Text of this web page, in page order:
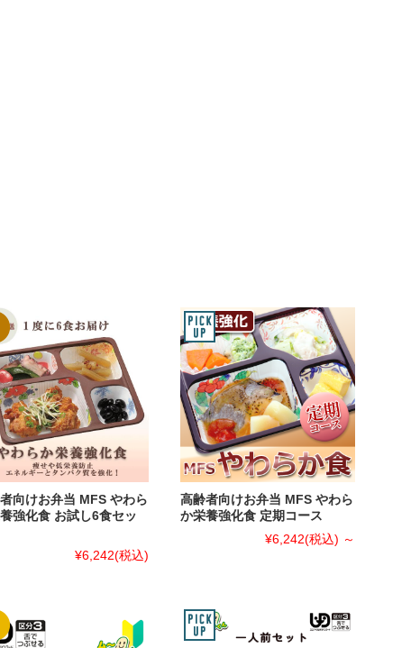
向けお弁当 MFS やわら
強化食 お試し6食セッ
¥6,242(税込)
高齢者向けお弁当 MFS やわら
か栄養強化食 定期コース
¥6,242(税込) ～